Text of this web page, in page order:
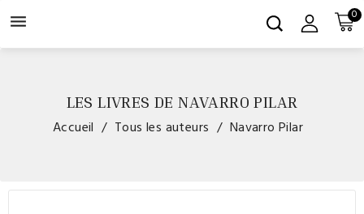
 0
LES LIVRES DE NAVARRO PILAR
Accueil Tous les auteurs Navarro Pilar